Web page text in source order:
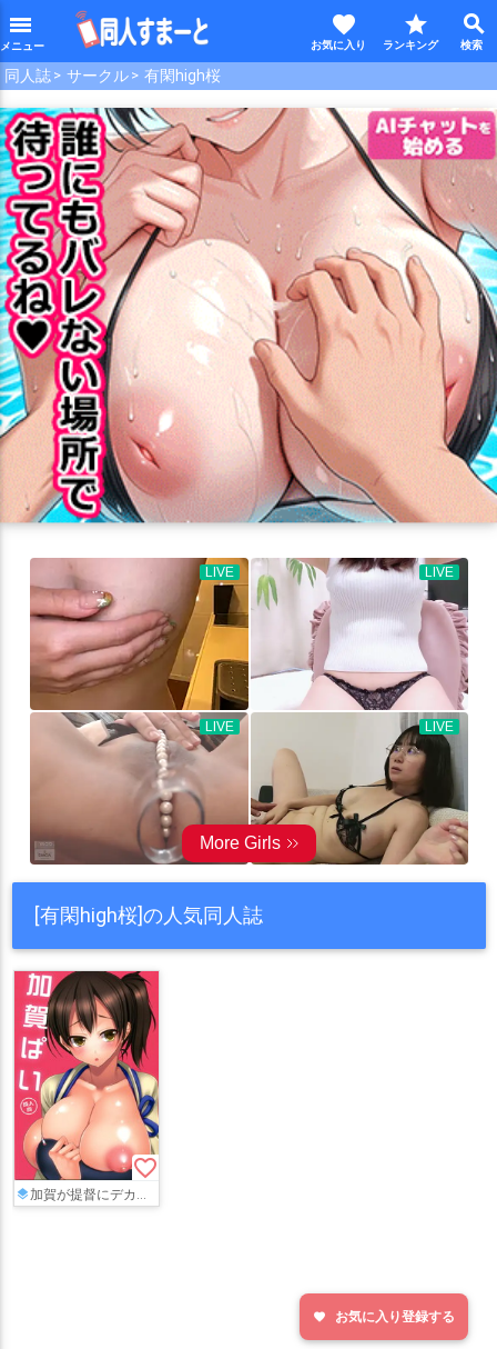
menu search
star
favorite
同人誌 サークル 有閑high桜
[有閑high桜]の人気同人誌
favorite_border
加賀が提督にデカパイを揉みくちゃにされたり乳首をこねくり回されたり…愛液まみれになったおま◯こに騎乗位でペ◯スをハメられてアヘっちゃう!!
favorite お気に入り登録する